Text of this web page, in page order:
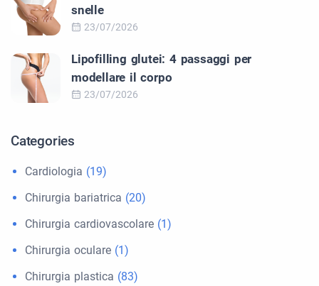
snelle
23/07/2026
Lipofilling glutei: 4 passaggi per
modellare il corpo
23/07/2026
Categories
Cardiologia (19)
Chirurgia bariatrica (20)
Chirurgia cardiovascolare (1)
Chirurgia oculare (1)
Chirurgia plastica (83)